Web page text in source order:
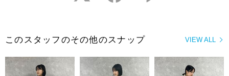
VIEW ALL
このスタッフのその他のスナップ